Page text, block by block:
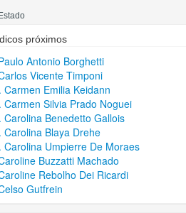
próximos
Antonio Borghetti
Vicente Timponi
Carmen Emilia Keidann
Carmen Silvia Prado Noguei
Carolina Benedetto Gallois
Carolina Blaya Drehe
Carolina Umpierre De Moraes
Buzzatti Machado
Rebolho Dei Ricardi
Gutfrein